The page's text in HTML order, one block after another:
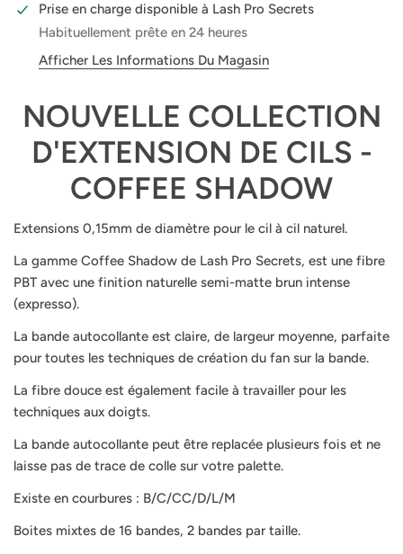
Prise en charge disponible à Lash Pro Secrets
Habituellement prête en 24 heures
Afficher Les Informations Du Magasin
NOUVELLE COLLECTION
D'EXTENSION DE CILS -
COFFEE SHADOW
Extensions 0,15mm de diamètre pour le cil à cil naturel.
La gamme Coffee Shadow de Lash Pro Secrets, est une fibre
PBT avec une finition naturelle semi-matte brun intense
(expresso).
La bande autocollante est claire, de largeur moyenne, parfaite
pour toutes les techniques de création du fan sur la bande.
La fibre douce est également facile à travailler pour les
techniques aux doigts.
La bande autocollante peut être replacée plusieurs fois et ne
laisse pas de trace de colle sur votre palette.
Existe en courbures : B/C/CC/D/L/M
Boites mixtes de 16 bandes, 2 bandes par taille.